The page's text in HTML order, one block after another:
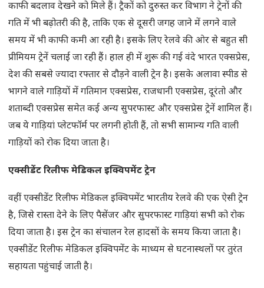
काफी बदलाव देखने को मिले हैं। ट्रैकों को दुरुस्त कर विभाग ने ट्रेनों की
गति में भी बढ़ोतरी की है, ताकि एक से दूसरी जगह जाने में लगने वाले
समय में भी काफी कमी आ रही है। इसके लिए रेलवे की ओर से बहुत सी
प्रीमियम ट्रेनें चलाई जा रही हैं। हाल ही में शुरू की गई वंदे भारत एक्सप्रेस,
देश की सबसे ज्यादा रफ्तार से दौड़ने वाली ट्रेन है। इसके अलावा स्पीड से
भागने वाले गाड़ियों में गतिमान एक्सप्रेस, राजधानी एक्सप्रेस, दूरंतो और
शताब्दी एक्सप्रेस समेत कई अन्य सुपरफास्ट और एक्सप्रेस ट्रेनें शामिल हैं।
जब ये गाड़ियां प्लेटफॉर्म पर लगनी होती हैं, तो सभी सामान्य गति वाली
गाड़ियों को रोक दिया जाता है।
एक्सीडेंट रिलीफ मेडिकल इक्विपमेंट ट्रेन
वहीं एक्सीडेंट रिलीफ मेडिकल इक्विपमेंट भारतीय रेलवे की एक ऐसी ट्रेन
है, जिसे रास्ता देने के लिए पैसेंजर और सुपरफास्ट गाड़ियां सभी को रोक
दिया जाता है। इस ट्रेन का संचालन रेल हादसों के समय किया जाता है।
एक्सीडेंट रिलीफ मेडिकल इक्विपमेंट के माध्यम से घटनास्थलों पर तुरंत
सहायता पहुंचाई जाती है।